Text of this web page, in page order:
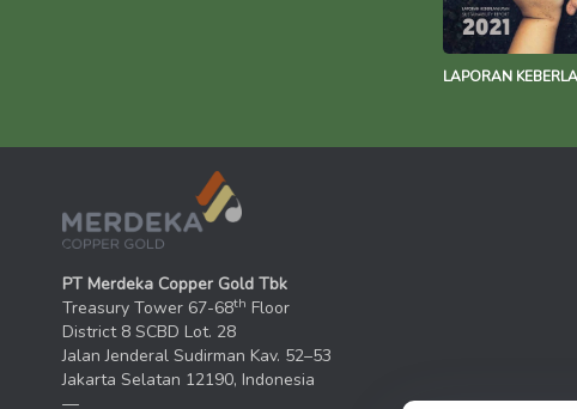
LAPORAN
PT Merdeka Copper Gold Tbk
Treasury Tower 67-68th Floor
District 8 SCBD Lot. 28
Jalan Jenderal Sudirman Kav. 52–53
Jakarta Selatan 12190, Indonesia
—